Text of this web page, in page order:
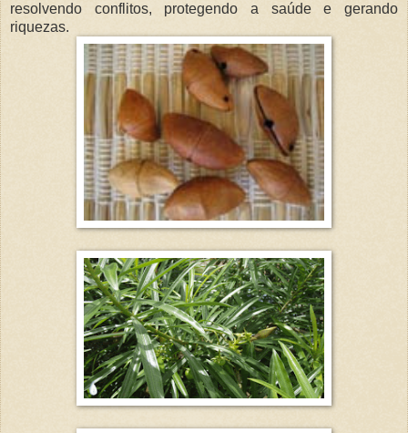
resolvendo conflitos, protegendo a saúde e gerando
riquezas.